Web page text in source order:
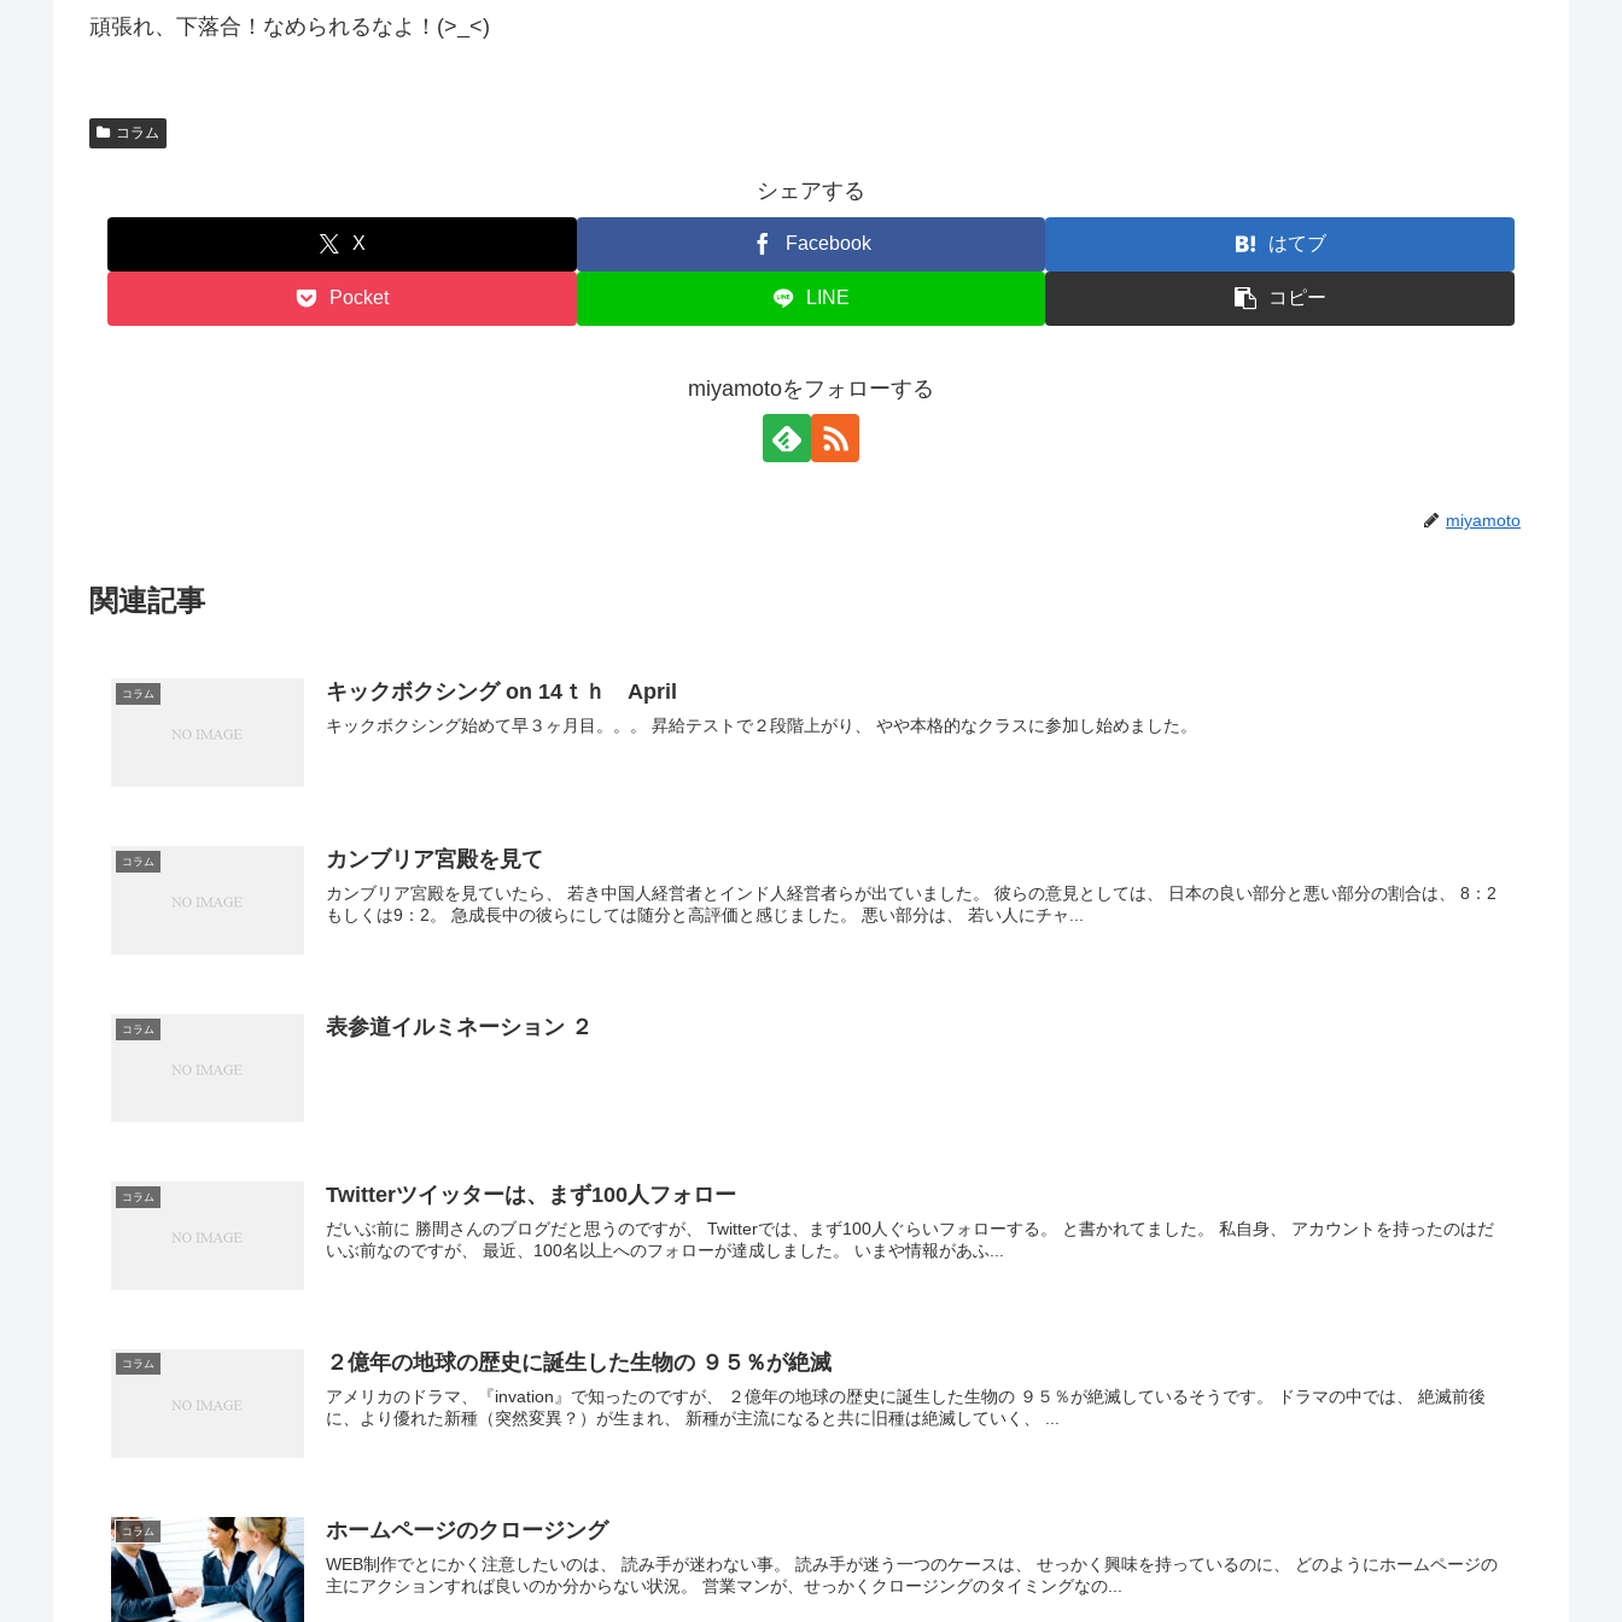
頑張れ、下落合！なめられるなよ！(>_<)
コラム
シェアする
X Facebook はてブ
Pocket LINE コピー
miyamotoをフォローする
miyamoto
関連記事
コラム キックボクシング on 14ｔｈ April
キックボクシング始めて早３ヶ月目。。。 昇給テストで２段階上がり、 やや本格的なクラスに参加し始めました。
コラム カンブリア宮殿を見て
カンブリア宮殿を見ていたら、 若き中国人経営者とインド人経営者らが出ていました。 彼らの意見としては、 日本の良い部分と悪い部分の割合は、 8：2
もしくは9：2。 急成長中の彼らにしては随分と高評価と感じました。 悪い部分は、 若い人にチャ...
コラム 表参道イルミネーション ２
コラム Twitterツイッターは、まず100人フォロー
だいぶ前に 勝間さんのブログだと思うのですが、 Twitterでは、まず100人ぐらいフォローする。 と書かれてました。 私自身、 アカウントを持ったのはだ
いぶ前なのですが、 最近、100名以上へのフォローが達成しました。 いまや情報があふ...
コラム ２億年の地球の歴史に誕生した生物の ９５％が絶滅
アメリカのドラマ、『invation』で知ったのですが、 ２億年の地球の歴史に誕生した生物の ９５％が絶滅しているそうです。 ドラマの中では、 絶滅前後
に、より優れた新種（突然変異？）が生まれ、 新種が主流になると共に旧種は絶滅していく、 ...
コラム ホームページのクロージング
WEB制作でとにかく注意したいのは、 読み手が迷わない事。 読み手が迷う一つのケースは、 せっかく興味を持っているのに、 どのようにホームページの
主にアクションすれば良いのか分からない状況。 営業マンが、せっかくクロージングのタイミングなの...